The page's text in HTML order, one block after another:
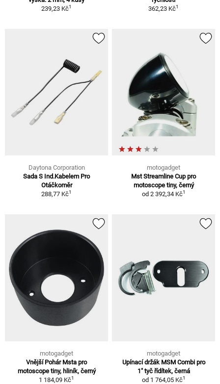
239,23 Kč1
362,23 Kč1
Daytona Corporation
Sada S Ind.Kabelem Pro
Otáčkoměr
288,77 Kč1
motogadget
Mst Streamline Cup pro
motoscope tiny, černý
od 2 392,34 Kč1
motogadget
Vnější Pohár Msta pro
motoscope tiny, hliník, černý
1 184,09 Kč1
motogadget
Upínací držák MSM Combi pro
1" tyč řídítek, černá
od 1 764,05 Kč1